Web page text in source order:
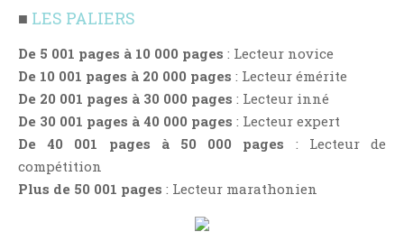
Fait Divers
Fantastique
Feel Good
Fraternité
Histoire De Vie
Horreur
■ LES PALIERS
De 5 001 pages à 10 000 pages : Lecteur novice
De 10 001 pages à 20 000 pages : Lecteur émérite
De 20 001 pages à 30 000 pages : Lecteur inné
De 30 001 pages à 40 000 pages : Lecteur expert
De 40 001 pages à 50 000 pages : Lecteur de
compétition
Plus de 50 001 pages : Lecteur marathonien